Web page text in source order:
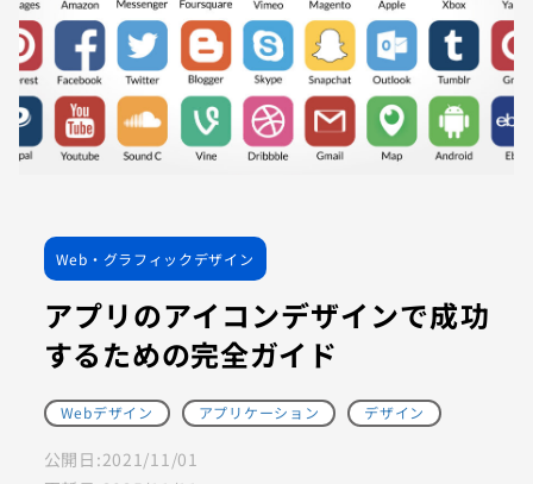
Web・グラフィックデザイン
アプリのアイコンデザインで成功
するための完全ガイド
Webデザイン アプリケーション デザイン
公開日:2021/11/01